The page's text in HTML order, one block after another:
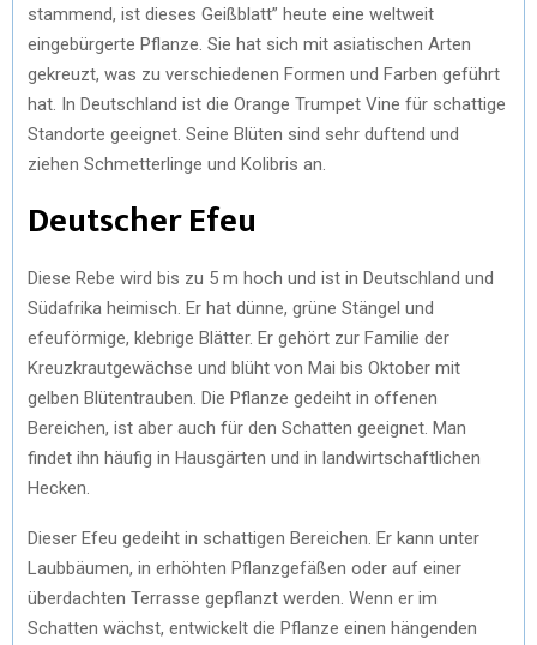
stammend, ist dieses Geißblatt” heute eine weltweit
eingebürgerte Pflanze. Sie hat sich mit asiatischen Arten
gekreuzt, was zu verschiedenen Formen und Farben geführt
hat. In Deutschland ist die Orange Trumpet Vine für schattige
Standorte geeignet. Seine Blüten sind sehr duftend und
ziehen Schmetterlinge und Kolibris an.
Deutscher Efeu
Diese Rebe wird bis zu 5 m hoch und ist in Deutschland und
Südafrika heimisch. Er hat dünne, grüne Stängel und
efeuförmige, klebrige Blätter. Er gehört zur Familie der
Kreuzkrautgewächse und blüht von Mai bis Oktober mit
gelben Blütentrauben. Die Pflanze gedeiht in offenen
Bereichen, ist aber auch für den Schatten geeignet. Man
findet ihn häufig in Hausgärten und in landwirtschaftlichen
Hecken.
Dieser Efeu gedeiht in schattigen Bereichen. Er kann unter
Laubbäumen, in erhöhten Pflanzgefäßen oder auf einer
überdachten Terrasse gepflanzt werden. Wenn er im
Schatten wächst, entwickelt die Pflanze einen hängenden